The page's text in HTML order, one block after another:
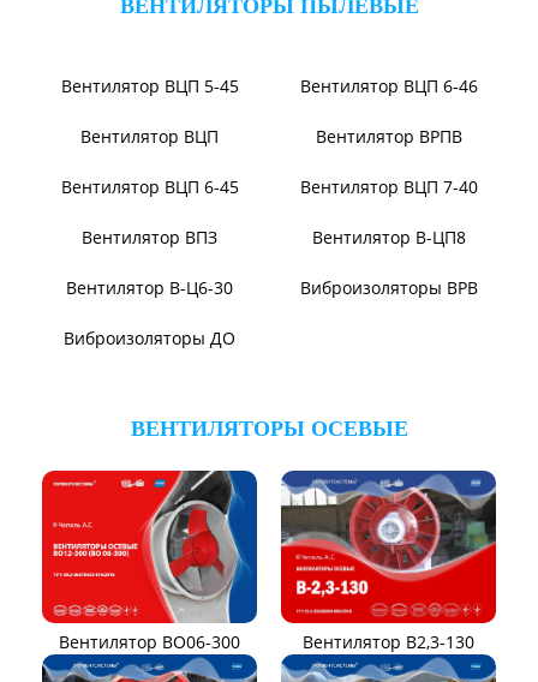
ВЕНТИЛЯТОРЫ ПЫЛЕВЫЕ
Вентилятор ВЦП 5-45
Вентилятор ВЦП Вентилятор ВРПВ